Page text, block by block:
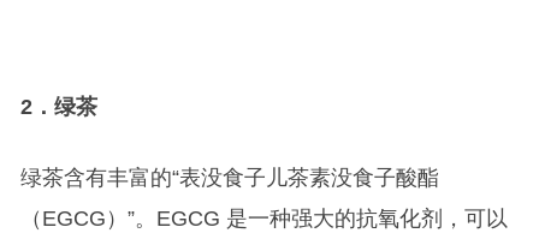
2．绿茶
绿茶含有丰富的“表没食子儿茶素没食子酸酯
（EGCG）”。EGCG 是一种强大的抗氧化剂，可以